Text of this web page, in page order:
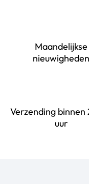
Maandelijkse
nieuwigheden
Verzending
uur